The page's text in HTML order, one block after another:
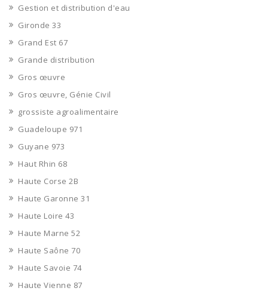
Gestion et distribution d'eau
Gironde 33
Grand Est 67
Grande distribution
Gros œuvre
Gros œuvre, Génie Civil
grossiste agroalimentaire
Guadeloupe 971
Guyane 973
Haut Rhin 68
Haute Corse 2B
Haute Garonne 31
Haute Loire 43
Haute Marne 52
Haute Saône 70
Haute Savoie 74
Haute Vienne 87